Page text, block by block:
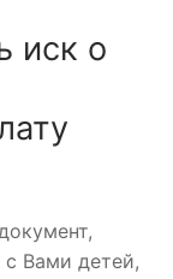
иск о
Вами детей,